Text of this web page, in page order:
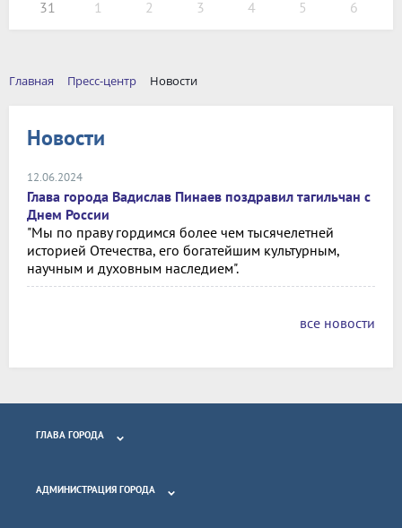
31
1 2 3 4 5 6
Главная Пресс-центр Новости
Новости
12.06.2024
Глава города Вадислав Пинаев поздравил тагильчан с
Днем России
"Мы по праву гордимся более чем тысячелетней
историей Отечества, его богатейшим культурным,
научным и духовным наследием".
все новости
ГЛАВА ГОРОДА
АДМИНИСТРАЦИЯ ГОРОДА